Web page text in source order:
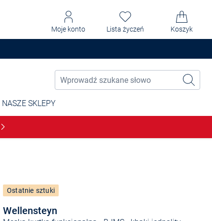
Moje konto Lista życzeń Koszyk
NASZE SKLEPY
Wellensteyn
Ostatnie sztuki